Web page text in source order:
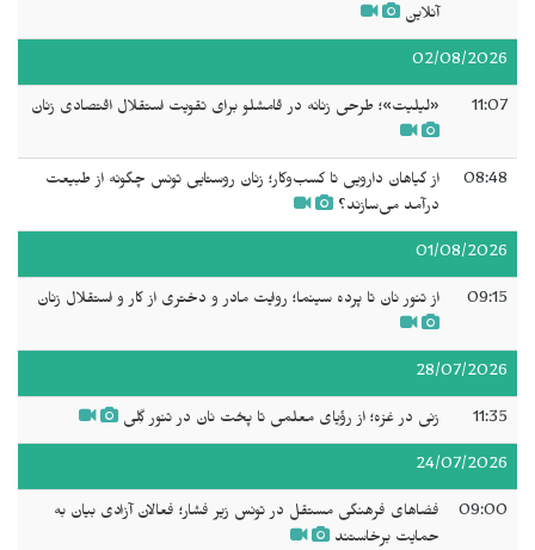
آنلاین
02/08/2026
11:07 «لیلیت»؛ طرحی زنانه در قامشلو برای تقویت استقلال اقتصادی زنان
08:48
از گیاهان دارویی تا کسب‌وکار؛ زنان روستایی تونس چگونه از طبیعت
درآمد می‌سازند؟
01/08/2026
09:15 از تنور نان تا پرده سینما؛ روایت مادر و دختری از کار و استقلال زنان
28/07/2026
11:35 زنی در غزه؛ از رؤیای معلمی تا پخت نان در تنور گِلی
24/07/2026
09:00
فضاهای فرهنگی مستقل در تونس زیر فشار؛ فعالان آزادی بیان به
حمایت برخاستند